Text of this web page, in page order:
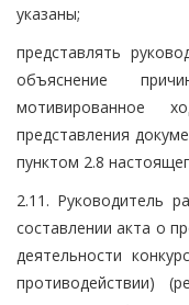
указаны;
представлять
объяснение
мотивированное
представления
пунктом 2.8
2.11. Руководитель
составлении акта о
деятельности
противодействии)